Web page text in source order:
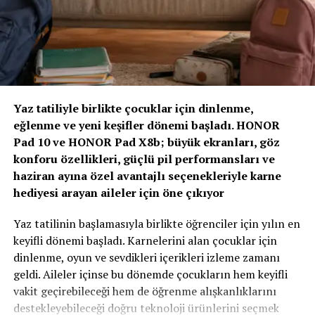
Ulaşım Kategorisi
IONIQ 5
STARIA
E-Pit Ultra Hızlı Şarj İstasyonu
Interaktif Medya Kategorisi
Hyundai Infotainment System – Aqua Design
Hyundai EV Infotainment System – Jong-e
Hyundai N Infotainment System
Ev Kategorisi
gelecekte değer yaratacak olan, yalnızca gerçekleşen
kayıpları karşılayan değil; hayatı koruyan, riskleri
öngören ve dayanıklılığı artıran sigortacılık modelidir.”
“Yapay Zeka ve Veri, Yeni Dönemin Belirleyicileri
Zirvenin dijitalleşme ve veri odaklı müşteri yönetimi
başlıklı oturumlarında, yapay zeka ve büyük verinin
sigortacılıkta karar alma süreçlerindeki etkisi ele alındı.
AXA Türkiye Satış, Kurumsal İletişim ve Sağlık
Başkanı Sanem Çıngay Buçukoğlu: “Önümüzdeki
daha anlamlı müşteri deneyimlerine dönüştürebilmek
olacak. Yapay zeka bize güçlü araçlar sunuyor; ancak
müşteri güvenini inşa eden temel değerler hâlâ şeffaflık,
tutarlılık ve uzun vadeli ilişki kurabilme becerisidir.
Teknolojinin sağladığı hız ve verimliliği, “Empati
Yaz tatiliyle birlikte çocuklar için dinlenme,
eğlenme ve yeni keşifler dönemi başladı. HONOR
Pad 10 ve HONOR Pad X8b; büyük ekranları, göz
konforu özellikleri, güçlü pil performansları ve
haziran ayına özel avantajlı seçenekleriyle karne
hediyesi arayan aileler için öne çıkıyor
Yaz tatilinin başlamasıyla birlikte öğrenciler için yılın en
keyifli dönemi başladı. Karnelerini alan çocuklar için
dinlenme, oyun ve sevdikleri içerikleri izleme zamanı
geldi. Aileler içinse bu dönemde çocukların hem keyifli
vakit geçirebileceği hem de öğrenme alışkanlıklarını
destekleyebileceği doğru teknoloji ürünlerini seçmek